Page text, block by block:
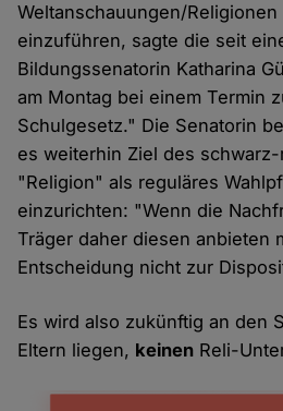
Weltanschauungen/
einzuführen, sagte die seit
Bildungssenatorin Katharina
am Montag bei einem Termin
Schulgesetz." Die Senatorin
es weiterhin Ziel des
"Religion" als reguläres
einzurichten: "Wenn die
Träger daher diesen anbieten
Entscheidung nicht zur
Es wird also zukünftig an den
Eltern liegen, keinen Reli-